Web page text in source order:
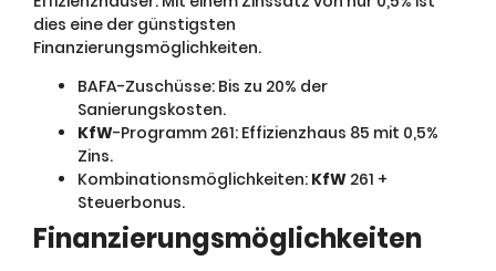
dies eine der günstigsten
Finanzierungsmöglichkeiten.
BAFA-Zuschüsse: Bis zu 20% der
Sanierungskosten.
KfW-Programm 261: Effizienzhaus 85 mit 0,5%
Zins.
Kombinationsmöglichkeiten: KfW 261 +
Steuerbonus.
Finanzierungsmöglichkeiten